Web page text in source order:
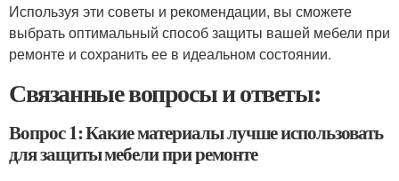
Используя эти советы и рекомендации, вы сможете
выбрать оптимальный способ защиты вашей мебели при
ремонте и сохранить ее в идеальном состоянии.
Связанные вопросы и ответы:
Вопрос 1: Какие материалы лучше использовать
для защиты мебели при ремонте